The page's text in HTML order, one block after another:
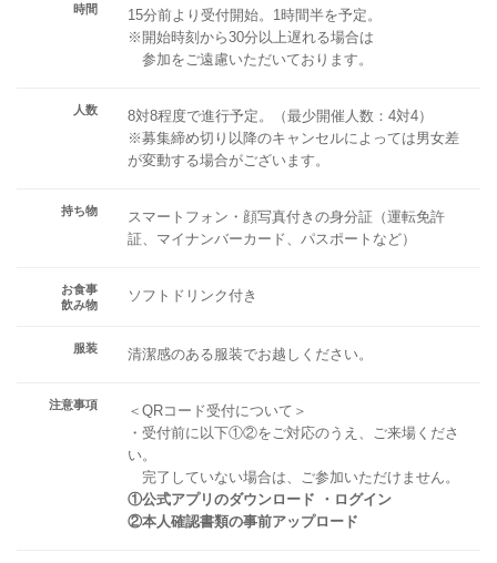
時間
15分前より受付開始。1時間半を予定。
※開始時刻から30分以上遅れる場合は
参加をご遠慮いただいております。
人数
8対8程度で進行予定。（最少開催人数：4対4）
※募集締め切り以降のキャンセルによっては男女差
が変動する場合がございます。
持ち物
スマートフォン・顔写真付きの身分証（運転免許
証、マイナンバーカード、パスポートなど）
お食事
飲み物
ソフトドリンク付き
服装 清潔感のある服装でお越しください。
注意事項
＜QRコード受付について＞
・受付前に以下①②をご対応のうえ、ご来場くださ
い。
完了していない場合は、ご参加いただけません。
①公式アプリのダウンロード ・ログイン
②本人確認書類の事前アップロード